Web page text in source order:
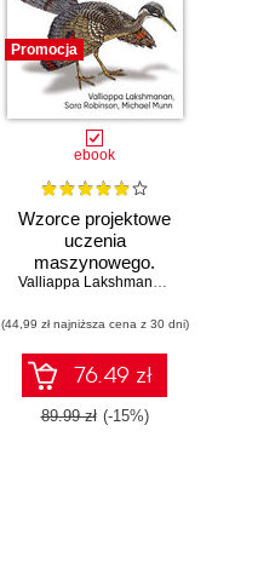
Promocja
ebook
Wzorce projektowe
uczenia
maszynowego.
Rozwiązania
problemów
dotyczących
przygotowania
danych,
konstruowania
Valliappa Lakshmanan
(44,99 zł najniższa cena z 30 dni)
76.49 zł
89.99 zł (-15%)